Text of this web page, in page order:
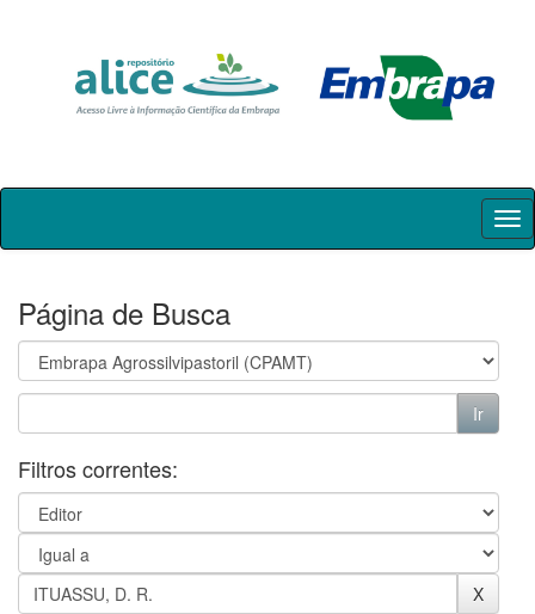
Skip
Página de Busca
Filtros correntes: